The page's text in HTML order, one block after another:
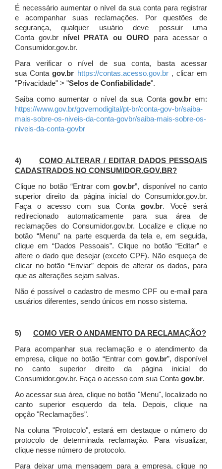
É necessário aumentar o nível da sua conta para registrar
e acompanhar suas reclamações. Por questões de
segurança, qualquer usuário deve possuir uma
Conta gov.br nível PRATA ou OURO para acessar o
Consumidor.gov.br.
Para verificar o nível de sua conta, basta acessar
sua Contagov.br https://contas.acesso.gov.br, clicar em
"Privacidade" > "Selos de Confiabilidade".
Saiba como aumentar o nível da sua Conta gov.brem:
https://www.gov.br/governodigital/pt-br/conta-gov-br/saiba-
mais-sobre-os-niveis-da-conta-govbr/saiba-mais-sobre-os-
niveis-da-conta-govbr
4) COMO ALTERAR / EDITAR DADOS PESSOAIS
CADASTRADOS NO CONSUMIDOR.GOV.BR?
Clique no botão “Entrar comgov.br”, disponível no canto
superior direito da página inicial do Consumidor.gov.br.
Faça o acesso com sua Conta gov.br. Você será
redirecionado automaticamente para sua área de
reclamações do Consumidor.gov.br.
Localize e clique no
botão “Menu” na parte esquerda da tela e, em seguida,
clique em “Dados Pessoais”. Clique no botão “Editar” e
altere o dado que desejar (exceto CPF). Não esqueça de
clicar no botão “Enviar” depois de alterar os dados, para
que as alterações sejam salvas.
Não é possível o cadastro de mesmo CPF ou e-mail para
usuários diferentes, sendo únicos em nosso sistema.
5) COMO VER O ANDAMENTO DA RECLAMAÇÃO?
Para acompanhar sua reclamação e o atendimento da
empresa, clique no botão “Entrar com gov.br”, disponível
no canto superior direito da página inicial do
Consumidor.gov.br. Faça o acesso com sua Contagov.br.
Ao acessar sua área, clique no botão "Menu", localizado no
canto superior esquerdo da tela. Depois, clique na
opção "Reclamações".
Na coluna "Protocolo", estará em destaque o número do
protocolo de determinada reclamação. Para visualizar,
clique nesse número de protocolo.
Para deixar uma mensagem para a empresa, clique no